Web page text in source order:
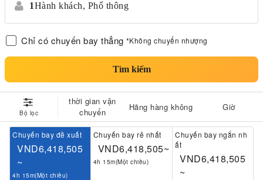
1Hành khách, Phổ thông
Chỉ có chuyến bay thẳng *Không chuyển nhượng
Tìm kiếm
Bộ lọc
thời gian vận
chuyển
Hãng hàng không Giờ
Chuyến bay đề xuất
VND6,418,505
~
4h 15m(Một chiều)
Chuyến bay rẻ nhất
VND6,418,505~
4h 15m(Một chiều)
Chuyến bay ngắn nh
ất
VND6,418,505
~